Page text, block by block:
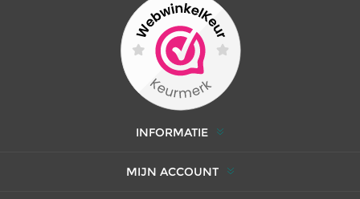
INFORMATIE
MIJN ACCOUNT